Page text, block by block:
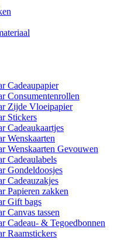
Cadeaupapier
Consumentenrollen
Zijde Vloeipapier
Stickers
Cadeaukaartjes
Wenskaarten
Wenskaarten Gevouwen
Cadeaulabels
Gondeldoosjes
Cadeauzakjes
Papieren zakken
Gift bags
Canvas tassen
Cadeau- & Tegoedbonnen
Raamstickers